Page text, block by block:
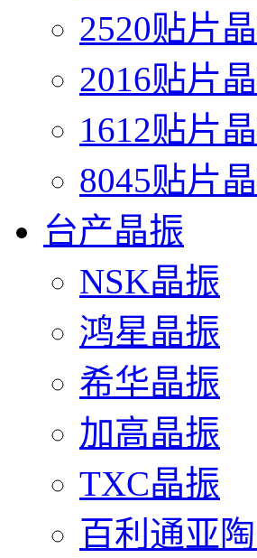
2520贴片
2016贴片
1612贴片
8045贴片
台产晶振
NSK晶振
鸿星晶振
希华晶振
加高晶振
TXC晶振
百利通亚